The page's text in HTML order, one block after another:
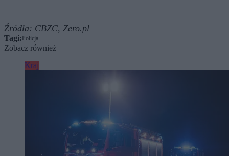
Źródła: CBZC, Zero.pl
Tagi: Policja
Zobacz również
Kraj